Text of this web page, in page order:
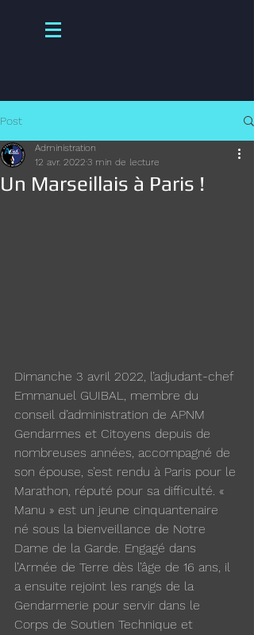
Post
Un Marseillais à Paris !
Administration
12 avr. 2022 3 min de lecture
Dimanche 3 avril 2022, l’adjudant-chef
Emmanuel GUIBAL, membre du
conseil d’administration de APNM
Gendarmes et Citoyens depuis de
nombreuses années, accompagné de
son épouse, s’est rendu à Paris pour le
Marathon, réputé pour sa difficulté. «
Manu » est un jeune cinquantenaire
né sous la bienveillance de Notre
Dame de la Garde. Engagé dans
l’Armée de Terre dès l’âge de 16 ans, il
a ensuite rejoint les rangs de la
Gendarmerie pour servir dans le
Corps de Soutien Technique et